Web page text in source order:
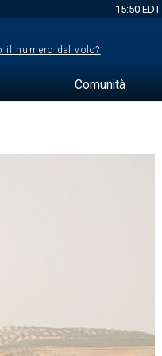
15:50 EDT
il numero del volo?
Comunità